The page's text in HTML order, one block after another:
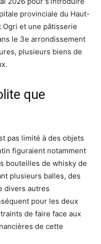
provinciale du Haut-
Ogri et une pâtisserie
le 3e arrondissement
plusieurs biens de
que
pas limité à des objets
figuraient notamment
bouteilles de whisky de
plusieurs balles, des
divers autres
pour les deux
de faire face aux
de cette